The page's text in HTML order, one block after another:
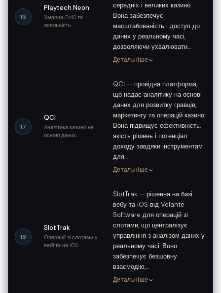
16
Playtech Neon
Хмарна CMS та
лояльність
середніх і великих казино.
Вона забезпечує
масштабованість і доступ до
даних у реальному часі,
дозволяючи ухвалювати…
Детальніше
17
QCI
Аналітика казино на
основі даних
QCI — провідна платформа,
що надає аналітику на основі
даних для розвитку гравців,
маркетингу та операцій казино.
Вона підвищує ефективність,
якість рішень і потенціал
доходу завдяки інструментам
для…
Детальніше
18
SlotTrak
Операції зі слотами у
вебі та на iOS
SlotTrak — рішення на базі
вебу та iOS від Volante
Software для операцій зі
слотами, що централізує
управління з аналізом даних у
реальному часі. Воно
забезпечує безшовну
взаємодію,…
Детальніше